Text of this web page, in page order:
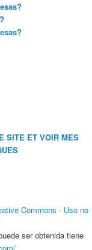
SITE ET VOIR MES
Commons - Uso no
ser obtenida tiene